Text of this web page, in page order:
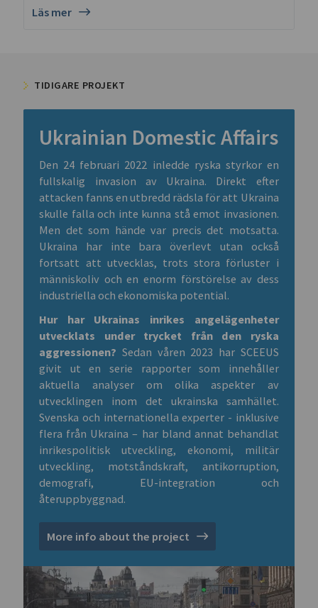
Läs mer
TIDIGARE PROJEKT
Ukrainian Domestic Affairs
Den 24 februari 2022 inledde ryska styrkor en
fullskalig invasion av Ukraina. Direkt efter
attacken fanns en utbredd rädsla för att Ukraina
skulle falla och inte kunna stå emot invasionen.
Men det som hände var precis det motsatta.
Ukraina har inte bara överlevt utan också
fortsatt att utvecklas, trots stora förluster i
människoliv och en enorm förstörelse av dess
industriella och ekonomiska potential.
Hur har Ukrainas inrikes angelägenheter
utvecklats under trycket från den ryska
aggressionen? Sedan våren 2023 har SCEEUS
givit ut en serie rapporter som innehåller
aktuella analyser om olika aspekter av
utvecklingen inom det ukrainska samhället.
Svenska och internationella experter - inklusive
flera från Ukraina – har bland annat behandlat
inrikespolitisk utveckling, ekonomi, militär
utveckling, motståndskraft, antikorruption,
demografi, EU-integration och
återuppbyggnad.
More info about the project